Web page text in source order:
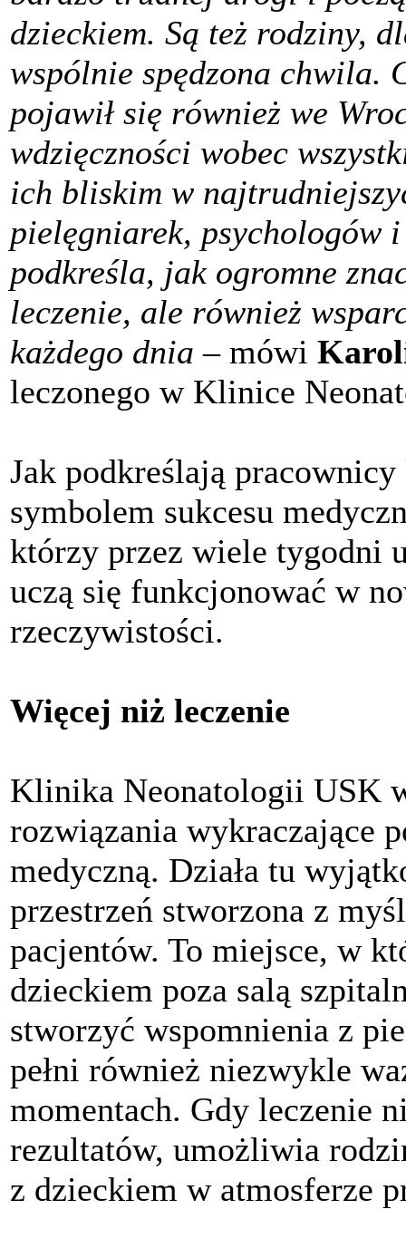
dzieckiem. Są też rodziny,
wspólnie spędzona chwila.
pojawił się również we
wdzięczności wobec
ich bliskim w
pielęgniarek, psychologów
podkreśla, jak ogromne
leczenie, ale również
każdego dnia– mówi
leczonego w Klinice
Jak podkreślają
symbolem sukcesu
którzy przez wiele tygodni
uczą się funkcjonować w
rzeczywistości.
Więcej niż leczenie
Klinika Neonatologii USK
rozwiązania wykraczające
medyczną. Działa tu
przestrzeń stworzona z
pacjentów. To miejsce, w
dzieckiem poza salą
stworzyć wspomnienia z
pełni również niezwykle
momentach. Gdy leczenie
rezultatów, umożliwia
z dzieckiem w atmosferze